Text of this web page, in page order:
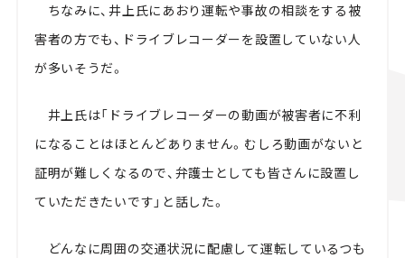
ちなみに、井上氏にあおり運転や事故の相談をする被
害者の方でも、ドライブレコーダーを設置していない人
が多いそうだ。
井上氏は「ドライブレコーダーの動画が被害者に不利
になることはほとんどありません。むしろ動画がないと
証明が難しくなるので、弁護士としても皆さんに設置し
ていただきたいです」と話した。
どんなに周囲の交通状況に配慮して運転しているつも